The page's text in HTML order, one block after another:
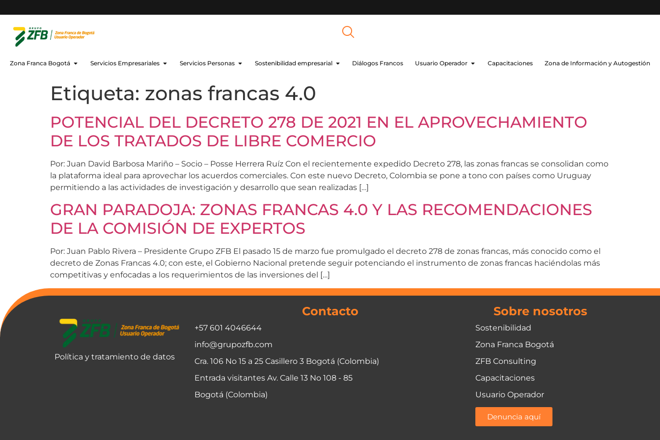
Zona Franca Bogotá Servicios Empresariales Servicios Personas Sostenibilidad empresarial Diálogos Francos Usuario Operador Capacitaciones Zona de Información y Autogestión
Etiqueta: zonas francas 4.0
POTENCIAL DEL DECRETO 278 DE 2021 EN EL APROVECHAMIENTO
DE LOS TRATADOS DE LIBRE COMERCIO
Por: Juan David Barbosa Mariño – Socio – Posse Herrera Ruíz Con el recientemente expedido Decreto 278, las zonas francas se consolidan como
la plataforma ideal para aprovechar los acuerdos comerciales. Con este nuevo Decreto, Colombia se pone a tono con países como Uruguay
permitiendo a las actividades de investigación y desarrollo que sean realizadas […]
GRAN PARADOJA: ZONAS FRANCAS 4.0 Y LAS RECOMENDACIONES
DE LA COMISIÓN DE EXPERTOS
Por: Juan Pablo Rivera – Presidente Grupo ZFB El pasado 15 de marzo fue promulgado el decreto 278 de zonas francas, más conocido como el
decreto de Zonas Francas 4.0; con este, el Gobierno Nacional pretende seguir potenciando el instrumento de zonas francas haciéndolas más
competitivas y enfocadas a los requerimientos de las inversiones del […]
Política y tratamiento de datos
Contacto
+57 601 4046644
info@grupozfb.com
Cra. 106 No 15 a 25 Casillero 3 Bogotá (Colombia)
Entrada visitantes Av. Calle 13 No 108 - 85
Bogotá (Colombia)
Sobre nosotros
Sostenibilidad
Zona Franca Bogotá
ZFB Consulting
Capacitaciones
Usuario Operador
Denuncia aquí